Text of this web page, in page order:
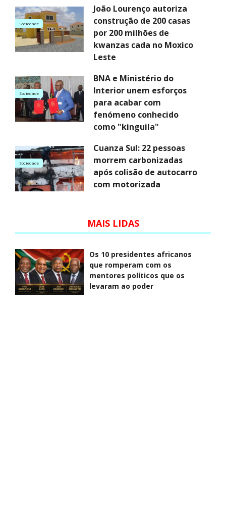
Sociedade
João Lourenço autoriza
construção de 200 casas
por 200 milhões de
kwanzas cada no Moxico
Leste
Sociedade
BNA e Ministério do
Interior unem esforços
para acabar com
fenómeno conhecido
como "kinguila"
Sociedade
Cuanza Sul: 22 pessoas
morrem carbonizadas
após colisão de autocarro
com motorizada
MAIS LIDAS
Os 10 presidentes africanos
que romperam com os
mentores políticos que os
levaram ao poder